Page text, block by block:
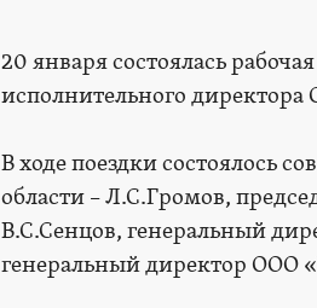
20 января состоялась
исполнительного
В ходе поездки состоялось
области – Л.С.Громов,
В.С.Сенцов, генеральный
генеральный директор ООО